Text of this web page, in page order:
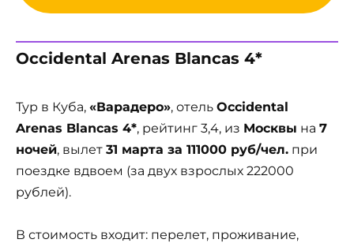
Occidental Arenas Blancas 4*
Тур в Куба, «Варадеро», отель Occidental
Arenas Blancas 4*, рейтинг 3,4, из Москвы на 7
ночей, вылет 31 марта за 111000 руб/чел. при
поездке вдвоем (за двух взрослых 222000
рублей).
В стоимость входит: перелет, проживание,